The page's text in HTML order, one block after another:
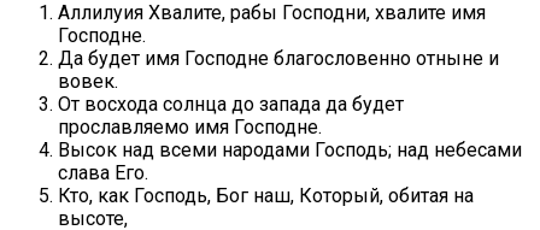
Аллилуия Хвалите, рабы Господни, хвалите имя
Господне.
Да будет имя Господне благословенно отныне и
вовек.
От восхода солнца до запада да будет
прославляемо имя Господне.
Высок над всеми народами Господь; над небесами
слава Его.
Кто, как Господь, Бог наш, Который, обитая на
высоте,